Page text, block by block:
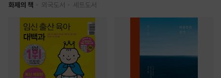
화제의 책 외국도서 세트도서